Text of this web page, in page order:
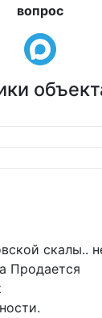
вопрос
скалы..
Продается